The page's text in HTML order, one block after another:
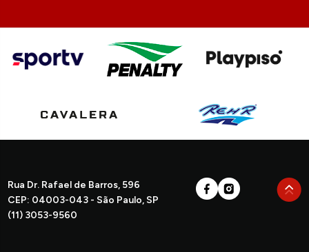
Rua Dr. Rafael de Barros, 596
CEP: 04003-043 - São Paulo, SP
(11) 3053-9560